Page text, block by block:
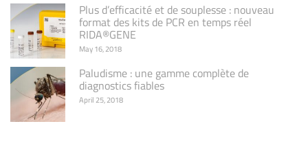
Plus d’efficacité et de souplesse : nouveau
format des kits de PCR en temps réel
RIDA®GENE
May 16, 2018
Paludisme : une gamme complète de
diagnostics fiables
April 25, 2018